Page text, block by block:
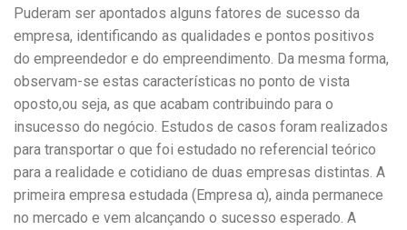
Puderam ser apontados alguns fatores de sucesso da
empresa, identificando as qualidades e pontos positivos
do empreendedor e do empreendimento. Da mesma forma,
observam-se estas características no ponto de vista
oposto,ou seja, as que acabam contribuindo para o
insucesso do negócio. Estudos de casos foram realizados
para transportar o que foi estudado no referencial teórico
para a realidade e cotidiano de duas empresas distintas. A
primeira empresa estudada (Empresa α), ainda permanece
no mercado e vem alcançando o sucesso esperado. A